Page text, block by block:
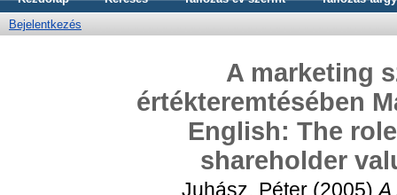
Bejelentkezés
A marketing
értékteremtésében
English: The
shareholder
Juhász, Péter (2005)A